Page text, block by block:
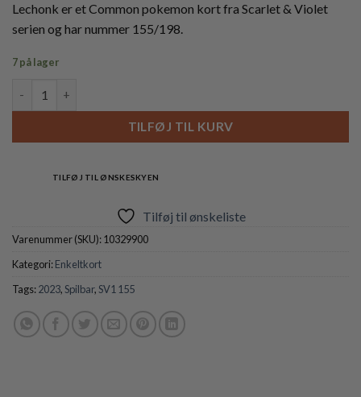
Lechonk er et Common pokemon kort fra Scarlet & Violet
serien og har nummer 155/198.
7 på lager
TILFØJ TIL KURV
TILFØJ TIL ØNSKESKYEN
Tilføj til ønskeliste
Varenummer (SKU):10329900
Kategori:Enkeltkort
Tags:2023,Spilbar,SV1 155